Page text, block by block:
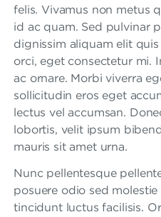
felis. Vivamus non metus
id ac quam. Sed pulvinar
dignissim aliquam elit
orci, eget consectetur mi.
ac ornare. Morbi viverra
sollicitudin eros eget
lectus vel accumsan.
lobortis, velit ipsum
mauris sit amet urna.
Nunc pellentesque
posuere odio sed
tincidunt luctus facilisis.